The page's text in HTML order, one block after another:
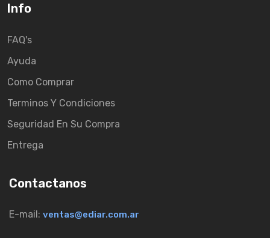
Info
FAQ's
Ayuda
Como Comprar
Terminos Y Condiciones
Seguridad En Su Compra
Entrega
Contactanos
E-mail: ventas@ediar.com.ar